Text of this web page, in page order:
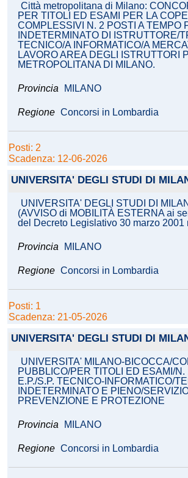
Città metropolitana di Milano:
PER TITOLI ED ESAMI PER LA
COMPLESSIVI N. 2 POSTI A TEMPO
INDETERMINATO DI ISTRUTTORE/
TECNICO/A INFORMATICO/A
LAVORO AREA DEGLI ISTRUTTORI
METROPOLITANA DI MILANO.
Provincia MILANO
Regione Concorsi in Lombardia
Posti: 2
Scadenza: 12-06-2026
UNIVERSITA' DEGLI STUDI DI
UNIVERSITA' DEGLI STUDI DI
(AVVISO di MOBILITÀ ESTERNA ai
del Decreto Legislativo 30 marzo 2001
Provincia MILANO
Regione Concorsi in Lombardia
Posti: 1
Scadenza: 21-05-2026
UNIVERSITA' DEGLI STUDI DI
UNIVERSITA' MILANO-BICOCCA/
PUBBLICO/PER TITOLI ED ESAMI/
E.P./S.P. TECNICO-INFORMATICO/
INDETERMINATO E PIENO/
PREVENZIONE E PROTEZIONE
Provincia MILANO
Regione Concorsi in Lombardia